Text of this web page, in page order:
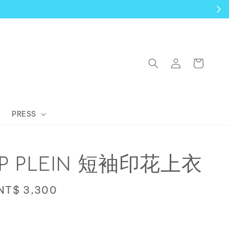
PRESS
PLEIN 短袖印花上衣
3,300